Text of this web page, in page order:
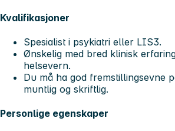
Kvalifikasjoner
Spesialist i psykiatri eller LIS3.
Ønskelig med bred klinisk
helsevern.
Du må ha god fremstillingsevne
muntlig og skriftlig.
Personlige egenskaper